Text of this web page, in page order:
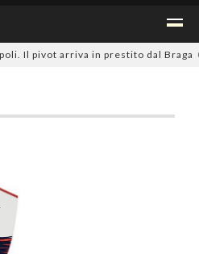
Il pivot arriva in prestito dal Braga